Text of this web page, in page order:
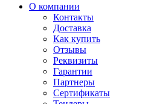
О компании
Контакты
Доставка
Как купить
Отзывы
Реквизиты
Гарантии
Партнеры
Сертификаты